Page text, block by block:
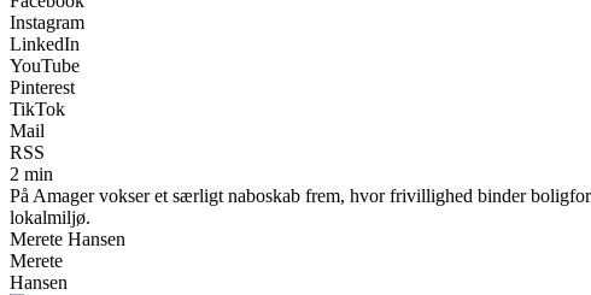
Instagram
LinkedIn
YouTube
Pinterest
TikTok
Mail
RSS
2 min
På Amager vokser et særligt naboskab frem, hvor frivillighed binder
lokalmiljø.
Merete Hansen
Merete
Hansen